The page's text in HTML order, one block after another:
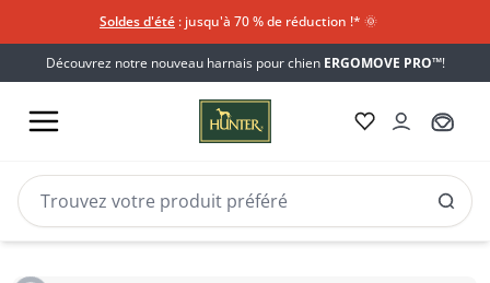
Soldes d'été : jusqu'à 70 % de réduction !*​ 🌞
Découvrez notre nouveau harnais pour chien ERGOMOVE PRO™!